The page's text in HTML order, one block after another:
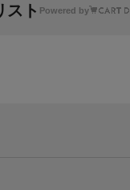
スト Powered by